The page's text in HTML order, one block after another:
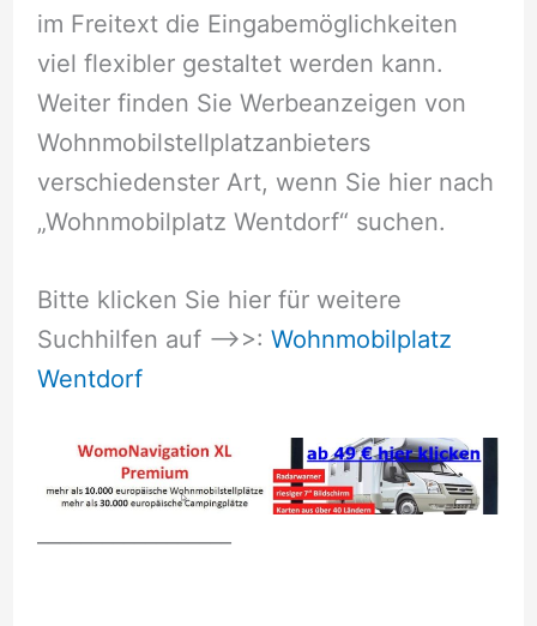
im Freitext die Eingabemöglichkeiten
viel flexibler gestaltet werden kann.
Weiter finden Sie Werbeanzeigen von
Wohnmobilstellplatzanbieters
verschiedenster Art, wenn Sie hier nach
„Wohnmobilplatz Wentdorf“ suchen.
Bitte klicken Sie hier für weitere
Suchhilfen auf –>>: Wohnmobilplatz
Wentdorf